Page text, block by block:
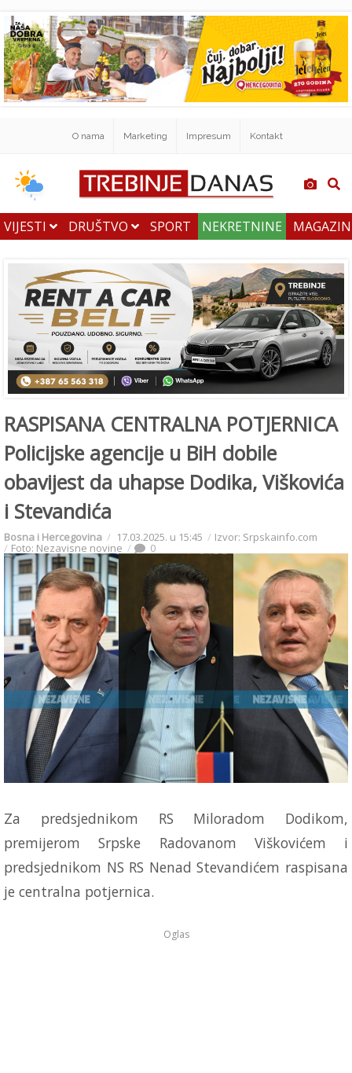
O nama Marketing Impresum Kontakt
VIJESTI DRUŠTVO SPORT NEKRETNINE
RASPISANA CENTRALNA POTJERNICA
Policijske agencije u BiH dobile
obavijest da uhapse Dodika, Viškovića
i Stevandića
Bosna i Hercegovina 17.03.2025. u 15:45 Izvor: Srpskainfo.com
Foto: Nezavisne novine 0
Za predsjednikom RS Miloradom Dodikom,
premijerom Srpske Radovanom Viškovićem i
predsjednikom NS RS Nenad Stevandićem raspisana
je centralna potjernica.
Oglas